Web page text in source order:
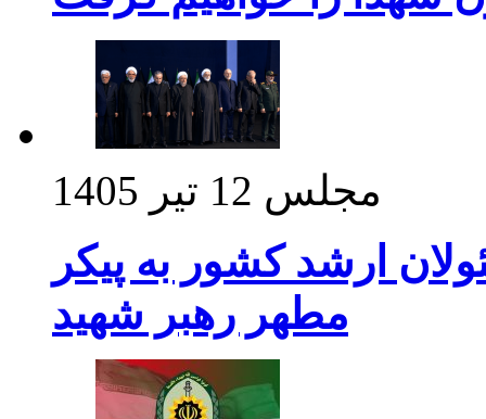
مجلس 12 تیر 1405
ارشد کشور به پیکر
مطهر رهبر شهید